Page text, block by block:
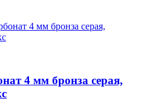
4 мм бронза серая,